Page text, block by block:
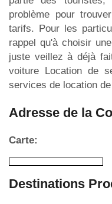
problème pour
tarifs. Pour les
rappel qu'à choisir
juste veillez à déjà
voiture Location de
services de location
Adresse de la
Carte:
Destinations